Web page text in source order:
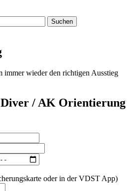
immer wieder den richtigen Ausstieg
/ AK Orientierung
oder in der VDST App)